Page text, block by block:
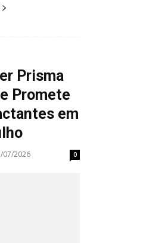
Prisma
Promete
em
07/2026 0